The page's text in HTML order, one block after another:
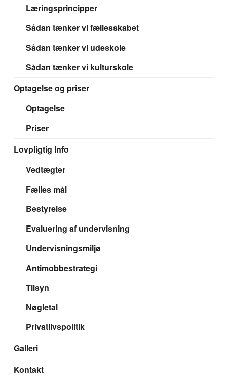
Læringsprincipper
Sådan tænker vi fællesskabet
Sådan tænker vi udeskole
Sådan tænker vi kulturskole
Optagelse og priser
Optagelse
Priser
Lovpligtig Info
Vedtægter
Fælles mål
Bestyrelse
Evaluering af undervisning
Undervisningsmiljø
Antimobbestrategi
Tilsyn
Nøgletal
Privatlivspolitik
Galleri
Kontakt